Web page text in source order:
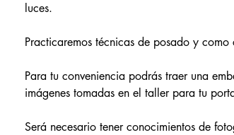
luces.
Practicaremos técnicas de posado y
Para tu conveniencia podrás traer una
imágenes tomadas en el taller para tu
Será necesario tener conocimientos de